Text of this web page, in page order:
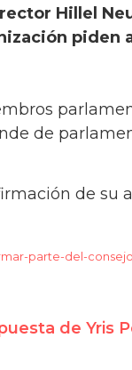
Hillel
piden
de
de su
parte-del-